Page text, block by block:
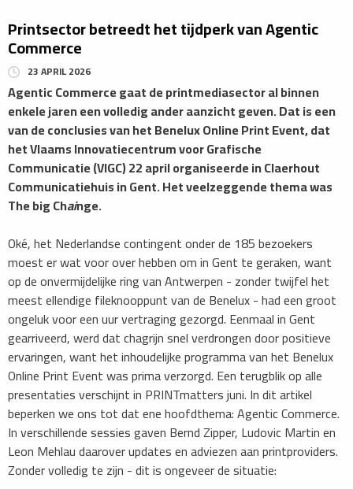
Printsector betreedt het tijdperk van Agentic
Commerce
23 APRIL 2026
Agentic Commerce gaat de printmediasector al binnen
enkele jaren een volledig ander aanzicht geven. Dat is een
van de conclusies van het Benelux Online Print Event, dat
het Vlaams Innovatiecentrum voor Grafische
Communicatie (VIGC) 22 april organiseerde in Claerhout
Communicatiehuis in Gent. Het veelzeggende thema was
The big Chainge.
Oké, het Nederlandse contingent onder de 185 bezoekers
moest er wat voor over hebben om in Gent te geraken, want
op de onvermijdelijke ring van Antwerpen - zonder twijfel het
meest ellendige fileknooppunt van de Benelux - had een groot
ongeluk voor een uur vertraging gezorgd. Eenmaal in Gent
gearriveerd, werd dat chagrijn snel verdrongen door positieve
ervaringen, want het inhoudelijke programma van het Benelux
Online Print Event was prima verzorgd. Een terugblik op alle
presentaties verschijnt in PRINTmatters juni. In dit artikel
beperken we ons tot dat ene hoofdthema: Agentic Commerce.
In verschillende sessies gaven Bernd Zipper, Ludovic Martin en
Leon Mehlau daarover updates en adviezen aan printproviders.
Zonder volledig te zijn - dit is ongeveer de situatie: